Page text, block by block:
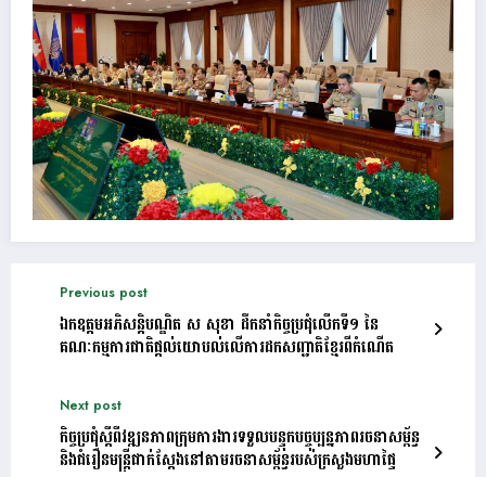
Previous post
ឯកឧត្តមអភិសន្តិបណ្ឌិត ស សុខា ដឹកនាំកិច្ចប្រជុំលើកទី១ នៃ
គណៈកម្មការជាតិផ្តល់យោបល់លើការដកសញ្ជាតិខ្មែរពីកំណើត
Next post
កិច្ចប្រជុំស្តីពីវឌ្ឍនភាពក្រុមការងារទទួលបន្ទុកបច្ចុប្បន្នភាពរចនាសម្ព័ន្ធ
និងជំរឿនមន្ត្រីជាក់ស្តែងនៅតាមរចនាសម្ព័ន្ធរបស់ក្រសួងមហាផ្ទៃ